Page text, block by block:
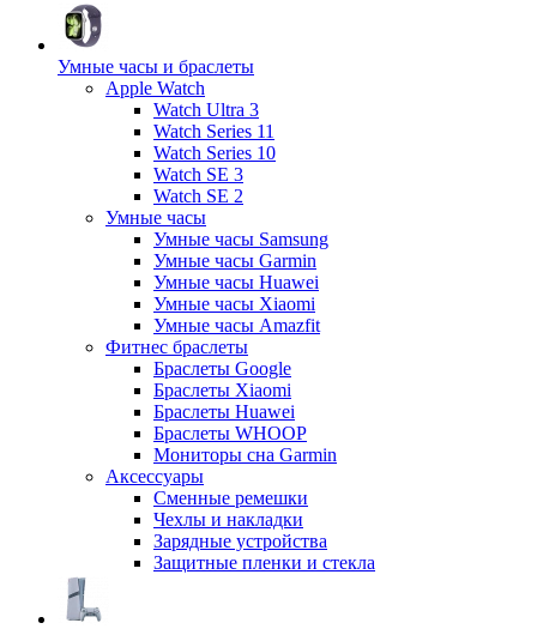
Умные часы и браслеты
Apple Watch
Watch Ultra 3
Watch Series 11
Watch Series 10
Watch SE 3
Watch SE 2
Умные часы
Умные часы Samsung
Умные часы Garmin
Умные часы Huawei
Умные часы Xiaomi
Умные часы Amazfit
Фитнес браслеты
Браслеты Google
Браслеты Xiaomi
Браслеты Huawei
Браслеты WHOOP
Мониторы сна Garmin
Аксессуары
Сменные ремешки
Чехлы и накладки
Зарядные устройства
Защитные пленки и стекла